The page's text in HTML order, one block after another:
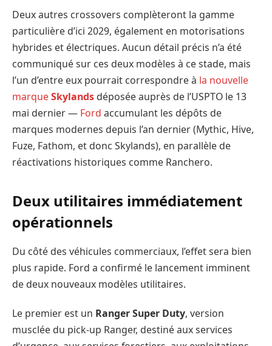
Deux autres crossovers complèteront la gamme
particulière d’ici 2029, également en motorisations
hybrides et électriques. Aucun détail précis n’a été
communiqué sur ces deux modèles à ce stade, mais
l’un d’entre eux pourrait correspondre à la nouvelle
marqueSkylands déposée auprès de l’USPTO le 13
mai dernier — Ford accumulant les dépôts de
marques modernes depuis l’an dernier (Mythic, Hive,
Fuze, Fathom, et donc Skylands), en parallèle de
réactivations historiques comme Ranchero.
Deux utilitaires immédiatement
opérationnels
Du côté des véhicules commerciaux, l’effet sera bien
plus rapide. Ford a confirmé le lancement imminent
de deux nouveaux modèles utilitaires.
Le premier est un Ranger Super Duty, version
musclée du pick-up Ranger, destiné aux services